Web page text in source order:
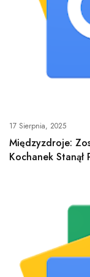
17 Sierpnia, 2025
Międzyzdroje:
Kochanek